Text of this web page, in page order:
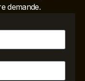
demande.